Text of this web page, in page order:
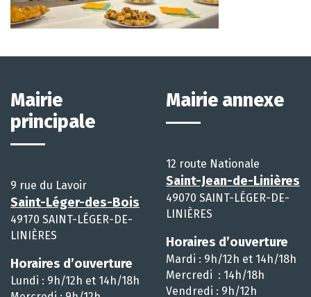
Mairie
principale
9 rue du Lavoir
Saint-Léger-des-Bois
49170 SAINT-LÉGER-DE-
LINIÈRES
Horaires d’ouverture
Lundi : 9h/12h et 14h/18h
Mairie annexe
12 route Nationale
Saint-Jean-de-Linières
49070 SAINT-LÉGER-DE-
LINIÈRES
Horaires d’ouverture
Mardi : 9h/12h et 14h/18h
Mercredi : 14h/18h
Vendredi : 9h/12h